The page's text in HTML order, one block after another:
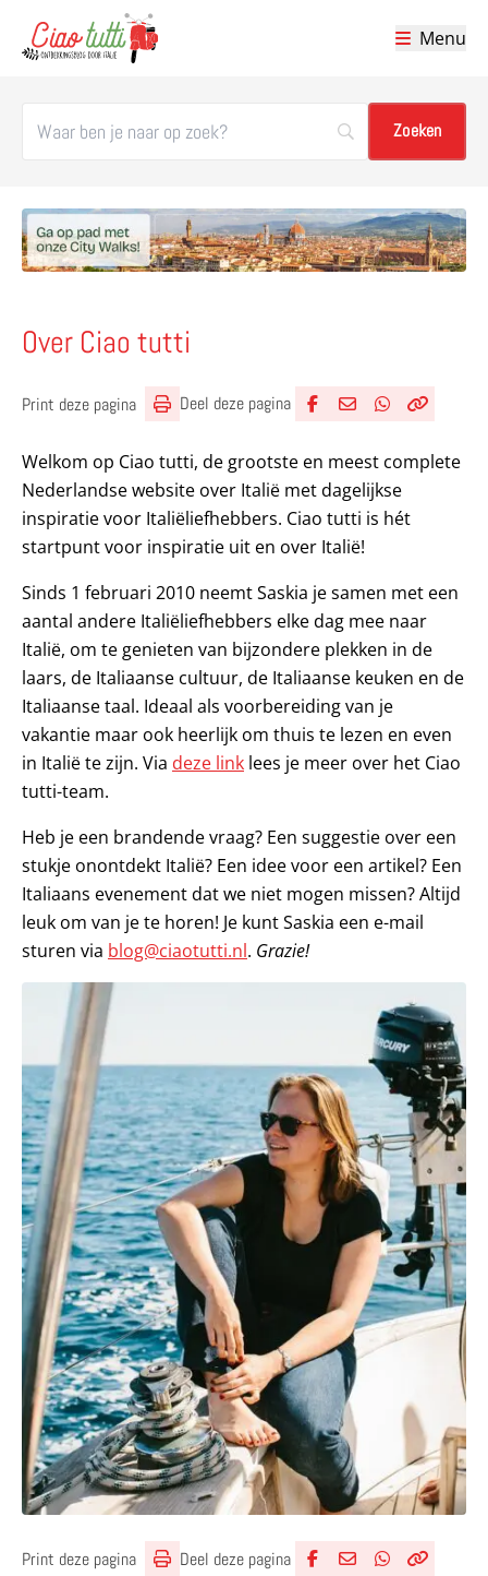
Menu
Over Ciao tutti
Print deze pagina Deel deze pagina
Welkom op Ciao tutti, de grootste en meest complete
Nederlandse website over Italië met dagelijkse
inspiratie voor Italiëliefhebbers. Ciao tutti is hét
startpunt voor inspiratie uit en over Italië!
Sinds 1 februari 2010 neemt Saskia je samen met een
aantal andere Italiëliefhebbers elke dag mee naar
Italië, om te genieten van bijzondere plekken in de
laars, de Italiaanse cultuur, de Italiaanse keuken en de
Italiaanse taal. Ideaal als voorbereiding van je
vakantie maar ook heerlijk om thuis te lezen en even
in Italië te zijn. Via deze link lees je meer over het Ciao
tutti-team.
Heb je een brandende vraag? Een suggestie over een
stukje onontdekt Italië? Een idee voor een artikel? Een
Italiaans evenement dat we niet mogen missen? Altijd
leuk om van je te horen! Je kunt Saskia een e-mail
sturen via blog@ciaotutti.nl. Grazie!
Print deze pagina Deel deze pagina